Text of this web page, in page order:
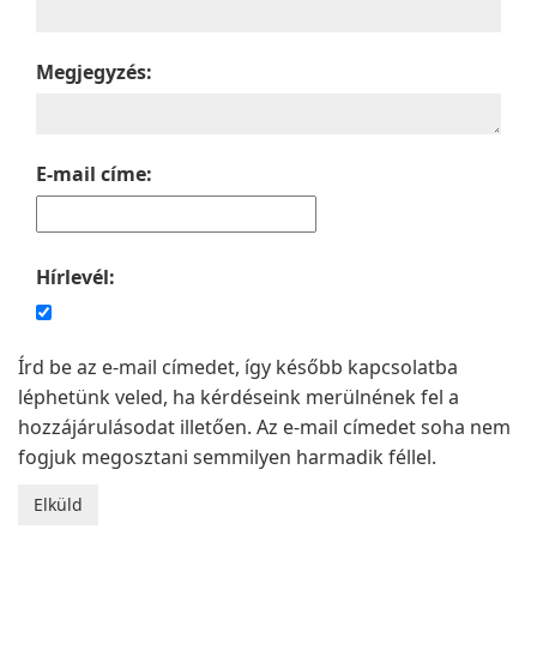
Megjegyzés:
E-mail címe:
Hírlevél:
Írd be az e-mail címedet, így később kapcsolatba
léphetünk veled, ha kérdéseink merülnének fel a
hozzájárulásodat illetően. Az e-mail címedet soha nem
fogjuk megosztani semmilyen harmadik féllel.